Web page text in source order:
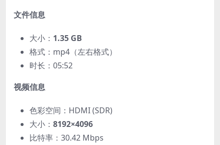
文件信息
大小： 1.35 GB
格式：mp4（左右格式）
时长：05:52
视频信息
色彩空间：HDMI (SDR)
大小： 8192×4096
比特率：30.42 Mbps